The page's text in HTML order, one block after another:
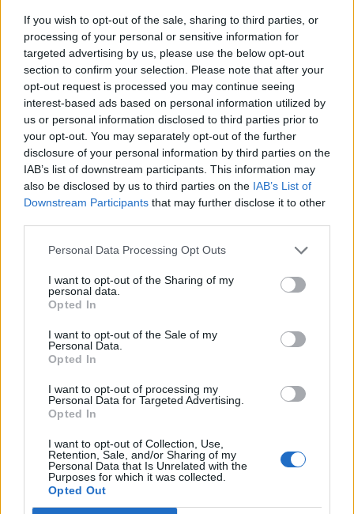
If you wish to opt-out of the sale, sharing to third parties, or
processing of your personal or sensitive information for
targeted advertising by us, please use the below opt-out
section to confirm your selection. Please note that after your
opt-out request is processed you may continue seeing
interest-based ads based on personal information utilized by
us or personal information disclosed to third parties prior to
your opt-out. You may separately opt-out of the further
disclosure of your personal information by third parties on the
IAB’s list of downstream participants. This information may
also be disclosed by us to third parties on the IAB’s List of
Downstream Participants that may further disclose it to other
Personal Data Processing Opt Outs
I want to opt-out of the Sharing of my
personal data.
Opted In
I want to opt-out of the Sale of my
Personal Data.
Opted In
I want to opt-out of processing my
Personal Data for Targeted Advertising.
Opted In
I want to opt-out of Collection, Use,
Retention, Sale, and/or Sharing of my
Personal Data that Is Unrelated with the
Purposes for which it was collected.
Opted Out
un’altra cosa importante e va dato merito a Napoli e Atalanta
ed alla loro gestione. L’Atalanta ad esempio si può
permettere di dire no a 45 milioni di euro per Lookman, in
attesa di capire cosa farà. Il Napoli ha tenuto Conte, gli ha
preso i giocatori che vuole, ormai c’è grande solidità e può
anche anticipare il mercato".
VAI ALLA VERSIONE CLASSICA
Il materiale (testo, foto e video) consultabile in questo portale è di nostra proprietà.
Alcune foto (screenshot) ed articoli presenti su "Calciomercato Magazine" sono in parte
giunti da internet, in quanto arrivati alla nostra attenzione attraverso regolari